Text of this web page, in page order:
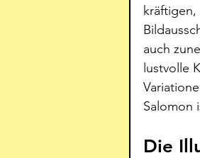
auch
lustvolle
Salomon
Die